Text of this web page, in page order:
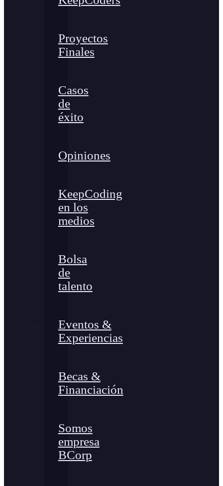
Proyectos
Finales
Casos
de
éxito
Opiniones
KeepCoding
en los
medios
Bolsa
de
talento
Eventos &
Experiencias
Becas &
Financiación
Somos
empresa
BCorp